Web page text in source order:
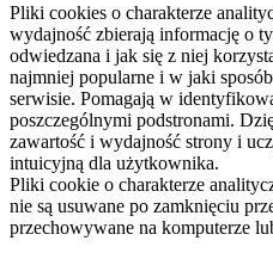
Pliki cookies o charakterze
wydajność zbierają informację o
odwiedzana i jak się z niej
najmniej popularne i w jaki
serwisie. Pomagają w
poszczególnymi podstronami.
zawartość i wydajność strony i
intuicyjną dla użytkownika.
Pliki cookie o charakterze
nie są usuwane po zamknięciu
przechowywane na komputerze